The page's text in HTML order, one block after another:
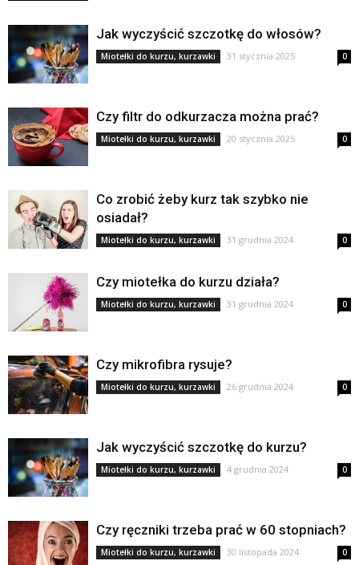
Jak wyczyścić szczotkę do włosów?
Miotełki do kurzu, kurzawki 31 stycznia 2025 0
Czy filtr do odkurzacza można prać?
Miotełki do kurzu, kurzawki 20 stycznia 2025 0
Co zrobić żeby kurz tak szybko nie
osiadał?
Miotełki do kurzu, kurzawki 31 grudnia 2024 0
Czy miotełka do kurzu działa?
Miotełki do kurzu, kurzawki 31 grudnia 2024 0
Czy mikrofibra rysuje?
Miotełki do kurzu, kurzawki 26 grudnia 2024 0
Jak wyczyścić szczotkę do kurzu?
Miotełki do kurzu, kurzawki 4 grudnia 2024 0
Czy ręczniki trzeba prać w 60 stopniach?
Miotełki do kurzu, kurzawki 30 listopada 2024 0